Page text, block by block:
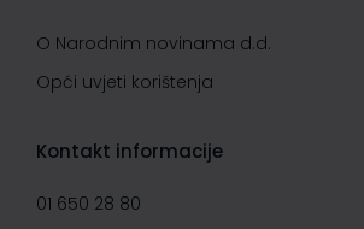
O Narodnim novinama d.d.
Opći uvjeti korištenja
Kontakt informacije
01 650 28 80